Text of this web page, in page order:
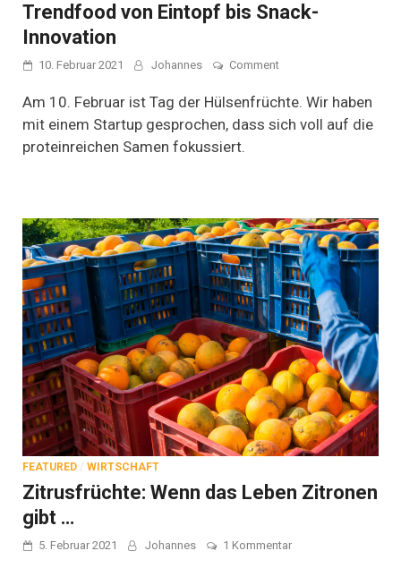
Trendfood von Eintopf bis Snack-
Innovation
10. Februar 2021 Johannes Commenton
der
Proteinreiches
Innovation
Am 10. Februar ist Tag der Hülsenfrüchte. Wir haben
mit einem Startup gesprochen, dass sich voll auf die
proteinreichen Samen fokussiert.
FEATURED / WIRTSCHAFT
Zitrusfrüchte: Wenn das Leben Zitronen
gibt …
5. Februar 2021 Johannes 1 Kommentarzu